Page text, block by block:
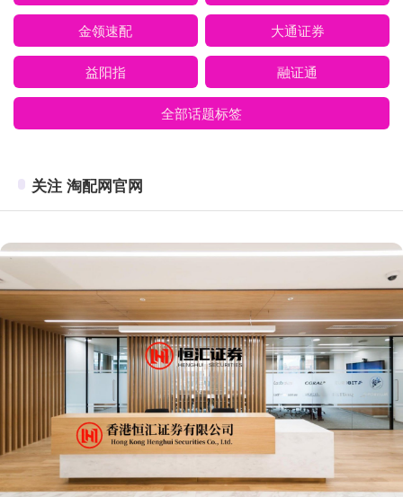
金领速配 大通证券
益阳指 融证通
全部话题标签
关注 淘配网官网